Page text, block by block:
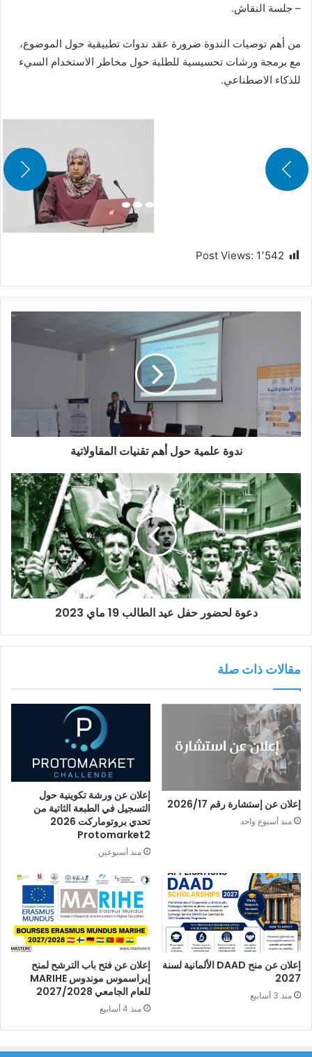
– جلسة النقاش.
من أهم توصيات الندوة ضرورة عقد ندوات تطبيقية حول الموضوع،
مع برمجة ورشات تحسيسية للطلبة حول مخاطر الاستخدام السيء
للذكاء الاصطناعي.
Post Views: 1٬542
ندوة علمية حول أهم تقنيات المقاولاتية
دعوة لحضور حفل عيد الطالب 19 ماي 2023
مقالات ذات صلة
إعلان عن إستشارة رقم 2026/17
منذ أسبوع واحد
إعلان عن ورشة تكوينية حول
التسجيل في الطبعة الثاتية من
تحدي بروتوماركت 2026
Protomarket2
منذ أسبوعين
إعلان عن منح DAAD الألمانية لسنة
2027
منذ 3 أسابيع
إعلان عن فتح باب الترشح لمنح
إيراسموس موندوس MARIHE
للعام الجامعي 2027/2028
منذ 4 أسابيع